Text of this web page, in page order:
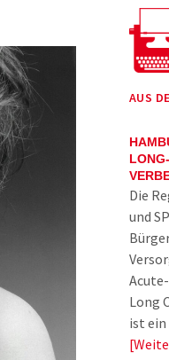
AUS
Die
und
Long
ist